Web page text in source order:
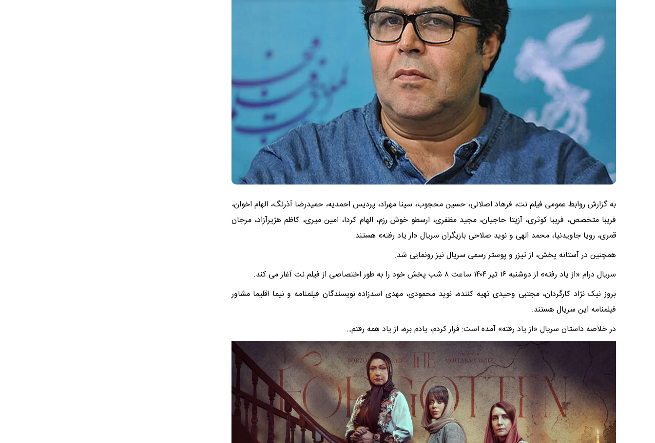
به گزارش روابط عمومی فیلم نت، فرهاد اصلانی، حسین محجوب، سینا مهراد، پردیس احمدیه، حمیدرضا آذرنگ، الهام اخوان،
فریبا متخصص، فریبا کوثری، آزیتا حاجیان، مجید مظفری، ارسطو خوش رزم، الهام کردا، امین میری، کاظم هژیرآزاد، مرجان
قمری، رویا جاویدنیا، محمد الهی و نوید صلاحی بازیگران سریال «از یاد رفته» هستند.
همچنین در آستانه پخش، از تیزر و پوستر رسمی سریال نیز رونمایی شد.
سریال درام «از یاد رفته» از دوشنبه ۱۶ تیر ۱۴۰۴ ساعت ۸ شب پخش خود را به طور اختصاصی از فیلم نت آغاز می کند.
بروز نیک نژاد کارگردان، مجتبی وحیدی تهیه کننده، نوید محمودی، مهدی اسدزاده نویسندگان فیلمنامه و نیما اقلیما مشاور
فیلمنامه این سریال هستند.
در خلاصه داستان سریال «از یاد رفته» آمده است: فرار کردم، یادم بره، از یاد همه رفتم…